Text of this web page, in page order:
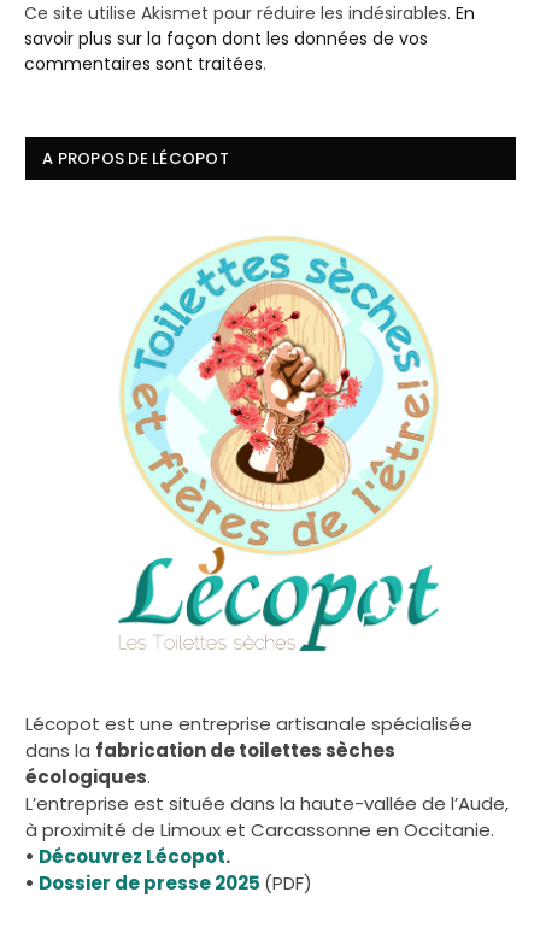
Ce site utilise Akismet pour réduire les indésirables. En
savoir plus sur la façon dont les données de vos
commentaires sont traitées.
A PROPOS DE LÉCOPOT
Lécopot est une entreprise artisanale spécialisée
dans la fabrication de toilettes sèches
écologiques.
L’entreprise est située dans la haute-vallée de l’Aude,
à proximité de Limoux et Carcassonne en Occitanie.
• Découvrez Lécopot.
• Dossier de presse 2025 (PDF)